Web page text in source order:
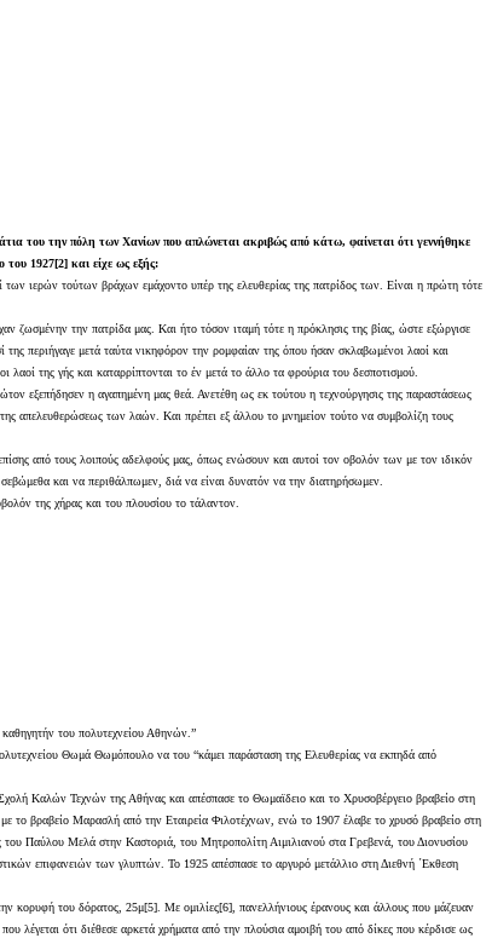
του την πόλη των Χανίων που απλώνεται ακριβώς από κάτω, φαίνεται ότι γεννήθηκε
1927[2] και είχε ως εξής:
ιερών τούτων βράχων εμάχοντο υπέρ της ελευθερίας της πατρίδος των. Είναι η πρώτη τότε
ζωσμένην την πατρίδα μας. Και ήτο τόσον ιταμή τότε η πρόκλησις της βίας, ώστε εξώργισε
περιήγαγε μετά ταύτα νικηφόρον την ρομφαίαν της όπου ήσαν σκλαβωμένοι λαοί και
της γής και καταρρίπτονται το έν μετά το άλλο τα φρούρια του δεσποτισμού.
εξεπήδησεν η αγαπημένη μας θεά. Ανετέθη ως εκ τούτου η τεχνούργησις της παραστάσεως
απελευθερώσεως των λαών. Και πρέπει εξ άλλου το μνημείον τούτο να συμβολίζη τους
από τους λοιπούς αδελφούς μας, όπως ενώσουν και αυτοί τον οβολόν των με τον ιδικόν
και να περιθάλπωμεν, διά να είναι δυνατόν να την διατηρήσωμεν.
της χήρας και του πλουσίου το τάλαντον.
του πολυτεχνείου Αθηνών.”
Θωμά Θωμόπουλο να του “κάμει παράσταση της Ελευθερίας να εκπηδά από
Καλών Τεχνών της Αθήνας και απέσπασε το Θωμαϊδειο και το Χρυσοβέργειο βραβείο στη
βραβείο Μαρασλή από την Εταιρεία Φιλοτέχνων, ενώ το 1907 έλαβε το χρυσό βραβείο στη
Παύλου Μελά στην Καστοριά, του Μητροπολίτη Αιμιλιανού στα Γρεβενά, του Διονυσίου
επιφανειών των γλυπτών. Το 1925 απέσπασε το αργυρό μετάλλιο στη Διεθνή ΄Εκθεση
κορυφή του δόρατος, 25μ[5]. Με ομιλίες[6], πανελλήνιους έρανους και άλλους που μάζευαν
λέγεται ότι διέθεσε αρκετά χρήματα από την πλούσια αμοιβή του από δίκες που κέρδισε ως